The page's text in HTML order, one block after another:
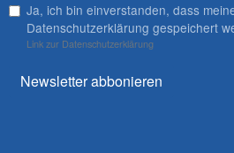
Ja, ich bin einverstanden, dass
Datenschutzerklärung gespeichert
Link zur Datenschutzerklärung
Newsletter abbonieren